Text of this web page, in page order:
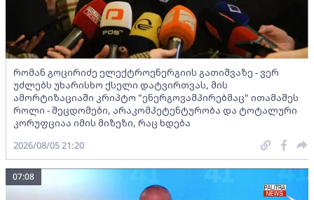
რომან გოცირიძე ელექტროენერგიის გათიშვაზე - ვერ
უძლებს უხარისხო ქსელი დატვირთვას, მის
ამორტიზაციაში კრიპტო "ენერგოვამპირებმაც" ითამაშეს
როლი - შეცდომები, არაკომპეტენტურობა და ტოტალური
კორუფციაა იმის მიზეზი, რაც ხდება
2026/08/05 21:20
07:08